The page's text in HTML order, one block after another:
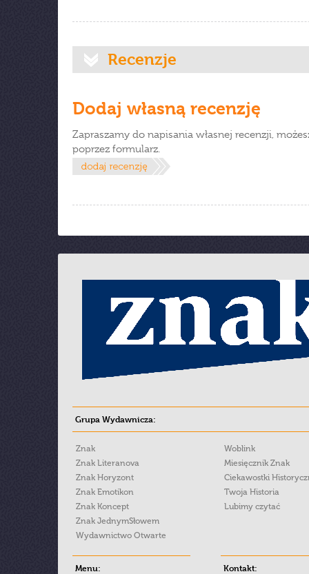
Recenzje
Dodaj własną recenzję
Zapraszamy do napisania własnej recenzji,
poprzez formularz.
Grupa Wydawnicza:
Znak
Znak Literanova
Znak Horyzont
Znak Emotikon
Znak Koncept
Znak JednymSłowem
Wydawnictwo Otwarte
Woblink
Miesięcznik Znak
Ciekawostki
Twoja Historia
Lubimy czytać
Menu: Kontakt: